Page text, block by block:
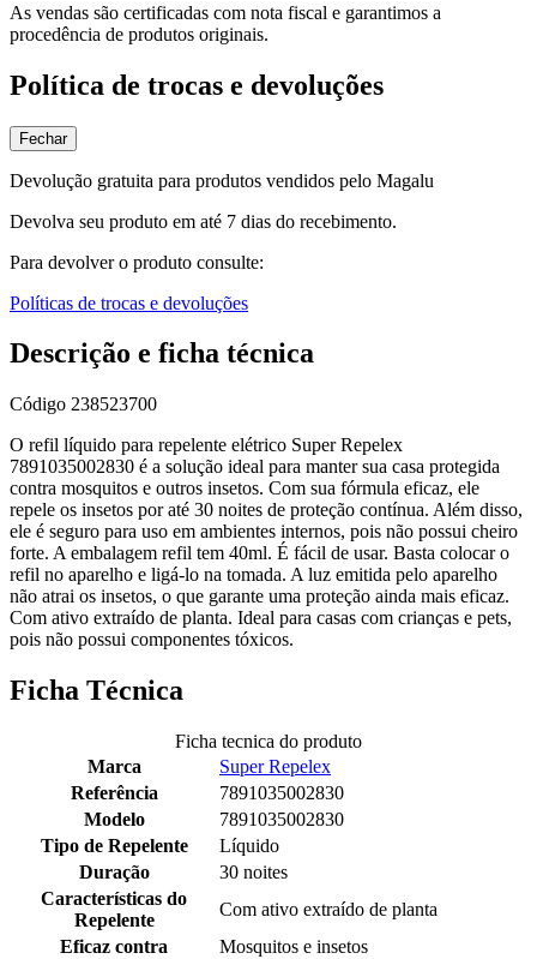
As vendas são certificadas com nota fiscal e garantimos a
procedência de produtos originais.
Política de trocas e devoluções
Fechar
Devolução gratuita para produtos vendidos pelo Magalu
Devolva seu produto em até 7 dias do recebimento.
Para devolver o produto consulte:
Políticas de trocas e devoluções
Descrição e ficha técnica
Código 238523700
O refil líquido para repelente elétrico Super Repelex
7891035002830 é a solução ideal para manter sua casa protegida
contra mosquitos e outros insetos. Com sua fórmula eficaz, ele
repele os insetos por até 30 noites de proteção contínua. Além disso,
ele é seguro para uso em ambientes internos, pois não possui cheiro
forte. A embalagem refil tem 40ml. É fácil de usar. Basta colocar o
refil no aparelho e ligá-lo na tomada. A luz emitida pelo aparelho
não atrai os insetos, o que garante uma proteção ainda mais eficaz.
Com ativo extraído de planta. Ideal para casas com crianças e pets,
pois não possui componentes tóxicos.
Ficha Técnica
Ficha tecnica do produto
Marca
Super Repelex
Referência
7891035002830
Modelo
7891035002830
Tipo de Repelente
Líquido
Duração
30 noites
Características do
Repelente
Com ativo extraído de planta
Eficaz contra
Mosquitos e insetos